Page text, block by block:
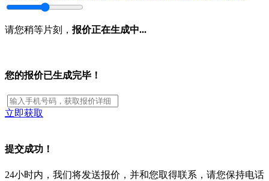
请您稍等片刻， 报价正在生成中...
您的报价已生成完毕！
立即获取
提交成功！
24小时内，我们将发送报价，并和您取得联系，请您保持电话